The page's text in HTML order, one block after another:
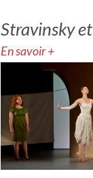
Stravinsky
En savoir +